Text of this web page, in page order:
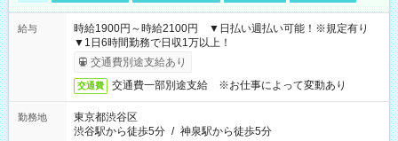
給与
時給1900円～時給2100円 ▼日払い週払い可能！※規定有り
▼1日6時間勤務で日収1万以上！
交通費別途支給あり
交通費 交通費一部別途支給 ※お仕事によって変動あり
勤務地
東京都渋谷区
渋谷駅から徒歩5分 / 神泉駅から徒歩5分